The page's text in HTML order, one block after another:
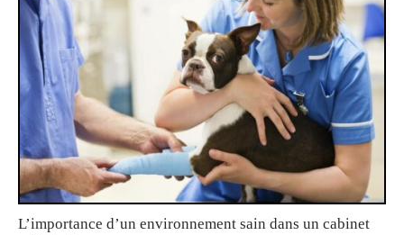
L’importance d’un environnement sain dans un cabinet